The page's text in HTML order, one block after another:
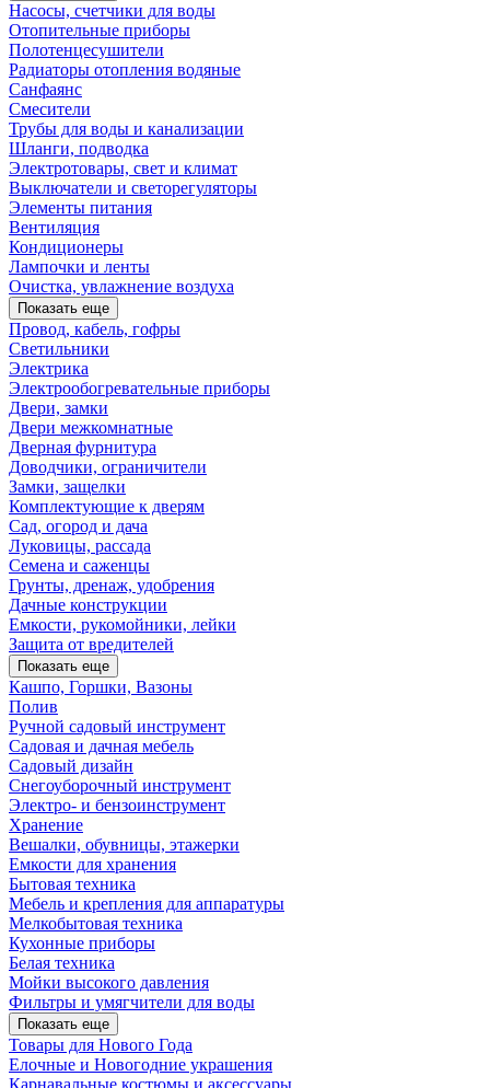
Насосы, счетчики для воды
Отопительные приборы
Полотенцесушители
Радиаторы отопления водяные
Санфаянс
Смесители
Трубы для воды и канализации
Шланги, подводка
Электротовары, свет и климат
Выключатели и светорегуляторы
Элементы питания
Вентиляция
Кондиционеры
Лампочки и ленты
Очистка, увлажнение воздуха
Показать еще
Провод, кабель, гофры
Светильники
Электрика
Электрообогревательные приборы
Двери, замки
Двери межкомнатные
Дверная фурнитура
Доводчики, ограничители
Замки, защелки
Комплектующие к дверям
Сад, огород и дача
Луковицы, рассада
Семена и саженцы
Грунты, дренаж, удобрения
Дачные конструкции
Емкости, рукомойники, лейки
Защита от вредителей
Показать еще
Кашпо, Горшки, Вазоны
Полив
Ручной садовый инструмент
Садовая и дачная мебель
Садовый дизайн
Снегоуборочный инструмент
Электро- и бензоинструмент
Хранение
Вешалки, обувницы, этажерки
Емкости для хранения
Бытовая техника
Мебель и крепления для аппаратуры
Мелкобытовая техника
Кухонные приборы
Белая техника
Мойки высокого давления
Фильтры и умягчители для воды
Показать еще
Товары для Нового Года
Елочные и Новогодние украшения
Карнавальные костюмы и аксессуары